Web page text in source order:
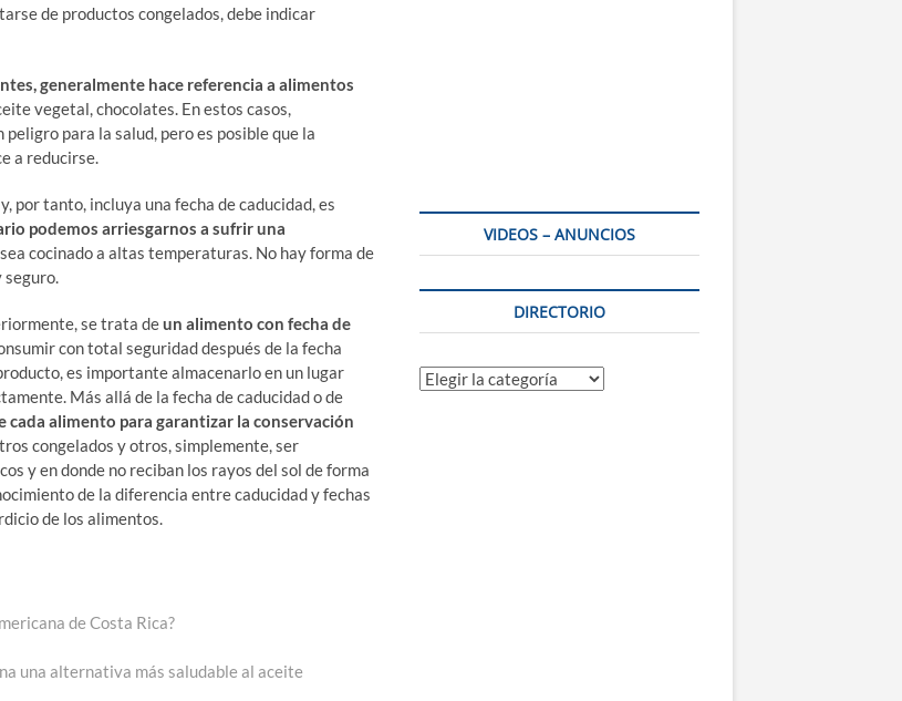
de productos congelados, debe indicar
generalmente hace referencia a alimentos
vegetal, chocolates. En estos casos,
para la salud, pero es posible que la
a reducirse.
por tanto, incluya una fecha de caducidad, es
podemos arriesgarnos a sufrir una
cocinado a altas temperaturas. No hay forma de
seguro.
se trata deun alimento con fecha de
con total seguridad después de la fecha
es importante almacenarlo en un lugar
Más allá de la fecha de caducidad o de
alimento para garantizar la conservación
congelados y otros, simplemente, ser
y en donde no reciban los rayos del sol de forma
de la diferencia entre caducidad y fechas
de los alimentos.
de Costa Rica?
una alternativa más saludable al aceite
VIDEOS – ANUNCIOS
DIRECTORIO
Directorio